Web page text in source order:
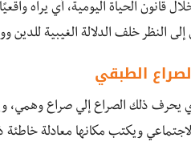
قانون الحياة اليومية، أي يراه
إلى النظر خلف الدلالة الغيبية
الطبقي
ذلك الصراع إلي صراع وهمي،
الاجتماعي ويكتب مكانها معادلة